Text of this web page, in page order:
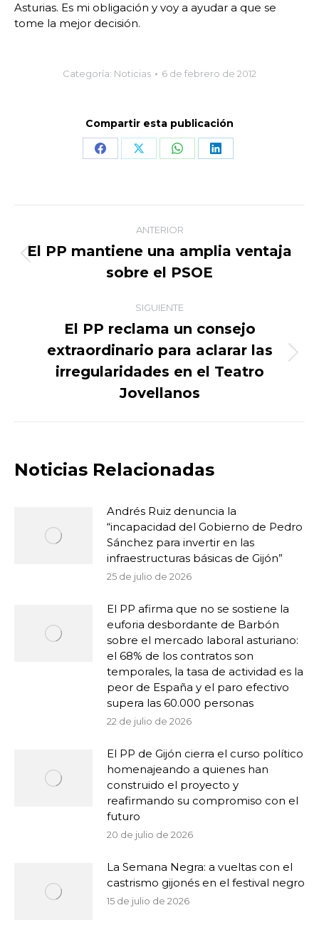
Asturias. Es mi obligación y voy a ayudar a que se
tome la mejor decisión.
Categoría: Noticias 6 de febrero de 2012
Compartir esta publicación
Share Share Share Share
Navegación
entre
publicaciones
ANTERIOR
Publicación
anterior:
El PP mantiene una amplia ventaja
sobre el PSOE
SIGUIENTE
Publicación
siguiente:
El PP reclama un consejo
extraordinario para aclarar las
irregularidades en el Teatro
Jovellanos
Noticias Relacionadas
Andrés Ruiz denuncia la
“incapacidad del Gobierno de Pedro
Sánchez para invertir en las
infraestructuras básicas de Gijón”
25 de julio de 2026
El PP afirma que no se sostiene la
euforia desbordante de Barbón
sobre el mercado laboral asturiano:
el 68% de los contratos son
temporales, la tasa de actividad es la
peor de España y el paro efectivo
supera las 60.000 personas
22 de julio de 2026
El PP de Gijón cierra el curso político
homenajeando a quienes han
construido el proyecto y
reafirmando su compromiso con el
futuro
20 de julio de 2026
La Semana Negra: a vueltas con el
castrismo gijonés en el festival negro
15 de julio de 2026